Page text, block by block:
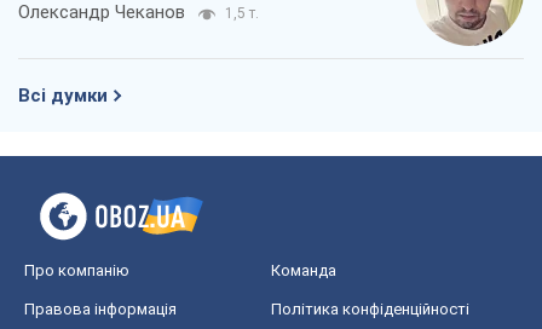
Олександр Чеканов 1,5 т.
Всі думки
Про компанію Команда
Правова інформація Політика конфіденційності